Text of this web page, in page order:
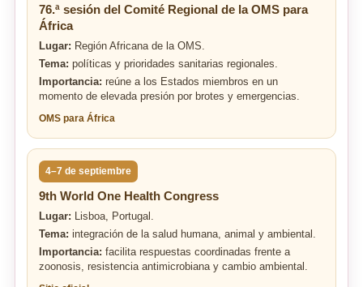
76.ª sesión del Comité Regional de la OMS para
África
Lugar: Región Africana de la OMS.
Tema: políticas y prioridades sanitarias regionales.
Importancia: reúne a los Estados miembros en un
momento de elevada presión por brotes y emergencias.
OMS para África
4–7 de septiembre
9th World One Health Congress
Lugar: Lisboa, Portugal.
Tema: integración de la salud humana, animal y ambiental.
Importancia: facilita respuestas coordinadas frente a
zoonosis, resistencia antimicrobiana y cambio ambiental.